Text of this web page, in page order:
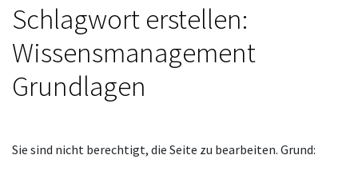
Schlagwort erstellen:
Wissensmanagement
Grundlagen
Wechseln zu:Navigation, Suche
Sie sind nicht berechtigt, die Seite zu bearbeiten. Grund: